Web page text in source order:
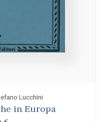
Lucchini
in Europa